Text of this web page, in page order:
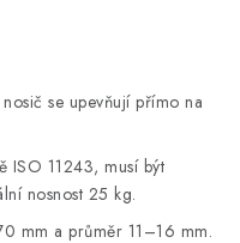
se upevňují přímo na
ISO 11243, musí být
nosnost 25 kg.
mm a průměr 11–16 mm.